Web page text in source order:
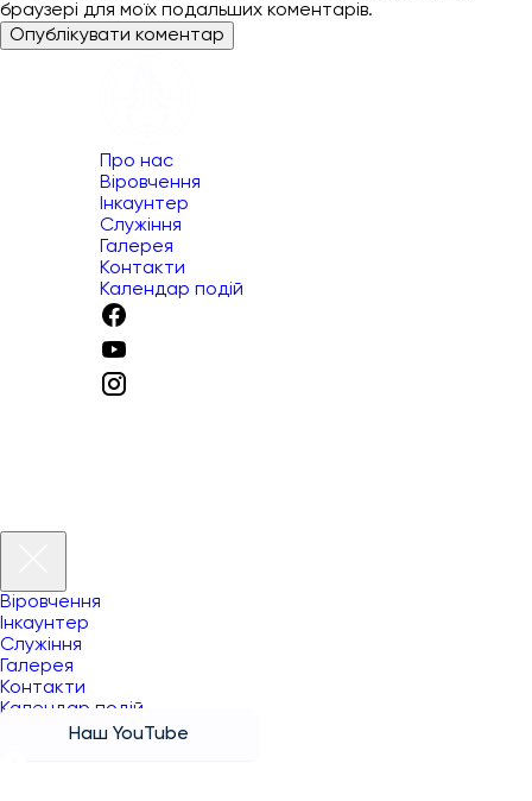
браузері для моїх подальших коментарів.
Про нас
Віровчення
Інкаунтер
Служіння
Галерея
Контакти
Календар подій
Віровчення
Інкаунтер
Служіння
Галерея
Контакти
Календар подій
Наш YouTube